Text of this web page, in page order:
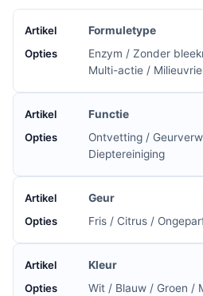
Formuletype
Enzym / Zonder
Multi-actie /
Functie
Ontvetting /
Dieptereiniging
Geur
Fris / Citrus /
Kleur
Wit / Blauw / Groen /